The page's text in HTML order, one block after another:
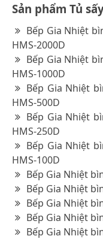
Sản phẩm Tủ
Bếp Gia Nhiệt
HMS-2000D
Bếp Gia Nhiệt
HMS-1000D
Bếp Gia Nhiệt
HMS-500D
Bếp Gia Nhiệt
HMS-250D
Bếp Gia Nhiệt
HMS-100D
Bếp Gia Nhiệt
Bếp Gia Nhiệt
Bếp Gia Nhiệt
Bếp Gia Nhiệt
Bếp Gia Nhiệt